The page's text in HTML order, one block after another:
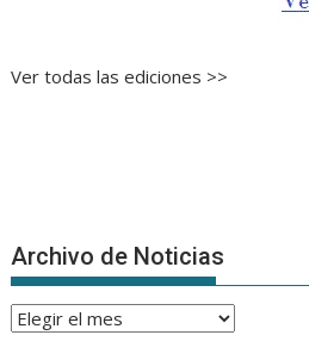
Ver todas las ediciones >>
Archivo de Noticias
Archivo